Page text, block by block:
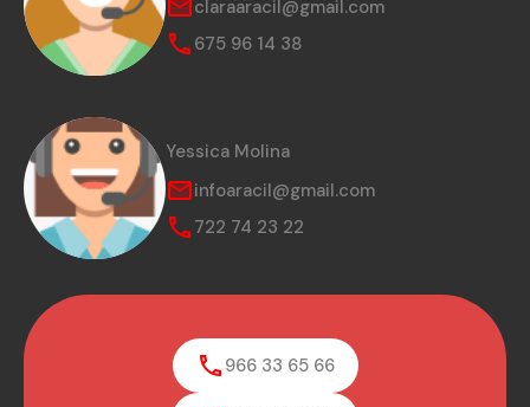
claraaracil@gmail.com
675 96 14 38
Yessica Molina
infoaracil@gmail.com
722 74 23 22
966 33 65 66